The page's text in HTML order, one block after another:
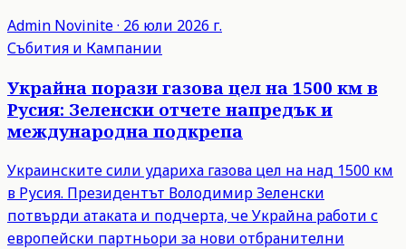
Admin Novinite· 26 юли 2026 г.
Събития и Кампании
Украйна порази газова цел на 1500 км в
Русия: Зеленски отчете напредък и
международна подкрепа
Украинските сили удариха газова цел на над 1500 км
в Русия. Президентът Володимир Зеленски
потвърди атаката и подчерта, че Украйна работи с
европейски партньори за нови отбранителни